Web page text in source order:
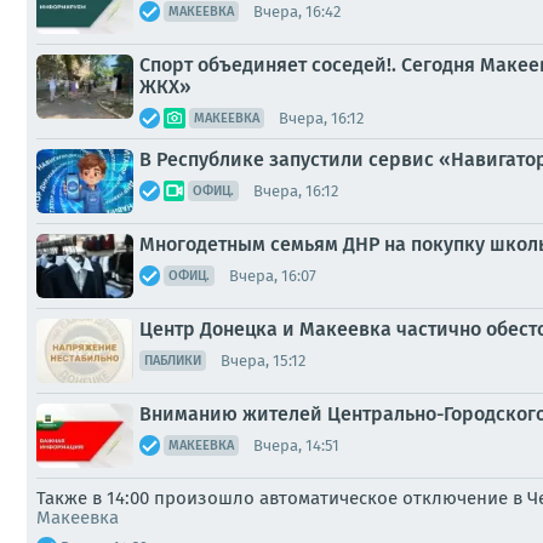
МАКЕЕВКА Вчера, 16:42
Спорт объединяет соседей!. Сегодня
ЖКХ»
МАКЕЕВКА Вчера, 16:12
В Республике запустили сервис
ОФИЦ. Вчера, 16:12
Многодетным семьям ДНР на покупку
ОФИЦ. Вчера, 16:07
Центр Донецка и Макеевка частично
ПАБЛИКИ Вчера, 15:12
Вниманию жителей Центрально-
МАКЕЕВКА Вчера, 14:51
Также в 14:00 произошло автоматическое отключение в
Макеевка